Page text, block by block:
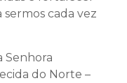
cada vez
Senhora
do Norte –